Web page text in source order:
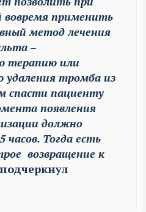
вовремя применить
метод лечения
–
терапию или
удаления тромба из
спасти пациенту
появления
должно
часов. Тогда есть
возвращение к